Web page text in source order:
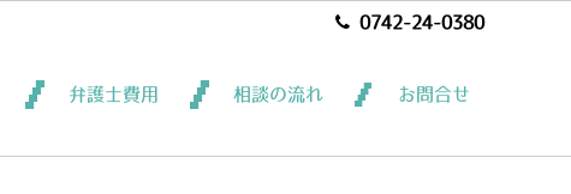
0742-24-0380
弁護士費用 相談の流れ お問合せ